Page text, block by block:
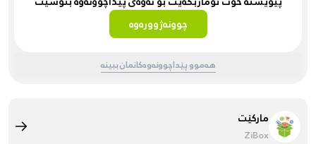
چوونەژوورەوە
هەموو پێداچوونەوەکانمان ببینە
مارکێت
ZiBox